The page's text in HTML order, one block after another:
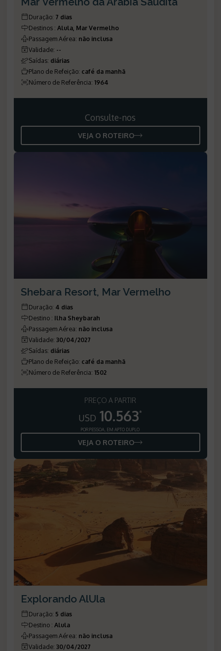
Duração: 7 dias
Destinos : Alula, Mar Vermelho
Passagem Aérea: não inclusa
Validade: --
Saídas: diárias
Plano de Refeição: café da manhã
Número de Referência: 1964
Consulte-nos
VEJA O ROTEIRO
Shebara Resort, Mar Vermelho
Duração: 4 dias
Destino : Ilha Sheybarah
Passagem Aérea: não inclusa
Validade: 30/04/2027
Saídas: diárias
Plano de Refeição: café da manhã
Número de Referência: 1502
PREÇO A PARTIR
USD 10.563*
POR PESSOA, EM APTO DUPLO
VEJA O ROTEIRO
Explorando AlUla
Duração: 5 dias
Destino : Alula
Passagem Aérea: não inclusa
Validade: 30/04/2027